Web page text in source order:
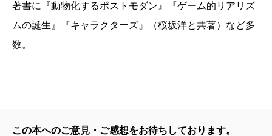
に、フロイト的な「父親探し」の物語を書き続け
たハードボイルド作家、ロス・マクドナルドの幽
霊だ。『ＱＦ』の入り組んだ構成は、ディックの
いくつか興味深い事実を指摘しておく。紙幅の都
著書に『動物化するポストモダン』『ゲーム的リアリズ
ムの誕生』『キャラクターズ』（桜坂洋と共著）など多
数。
この本へのご意見・ご感想をお待ちしております。